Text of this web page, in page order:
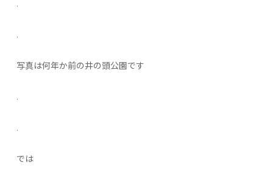
.
.
写真は何年か前の井の頭公園です
.
.
では